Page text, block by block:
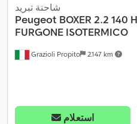
Grazioli Propito 2.147 km
شاحنة تبريد
Peugeot BOXER 2.2 140
FURGONE ISOTERMICO
استعلام